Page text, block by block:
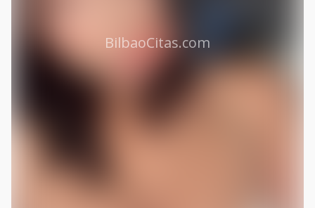
BilbaoCitas.com